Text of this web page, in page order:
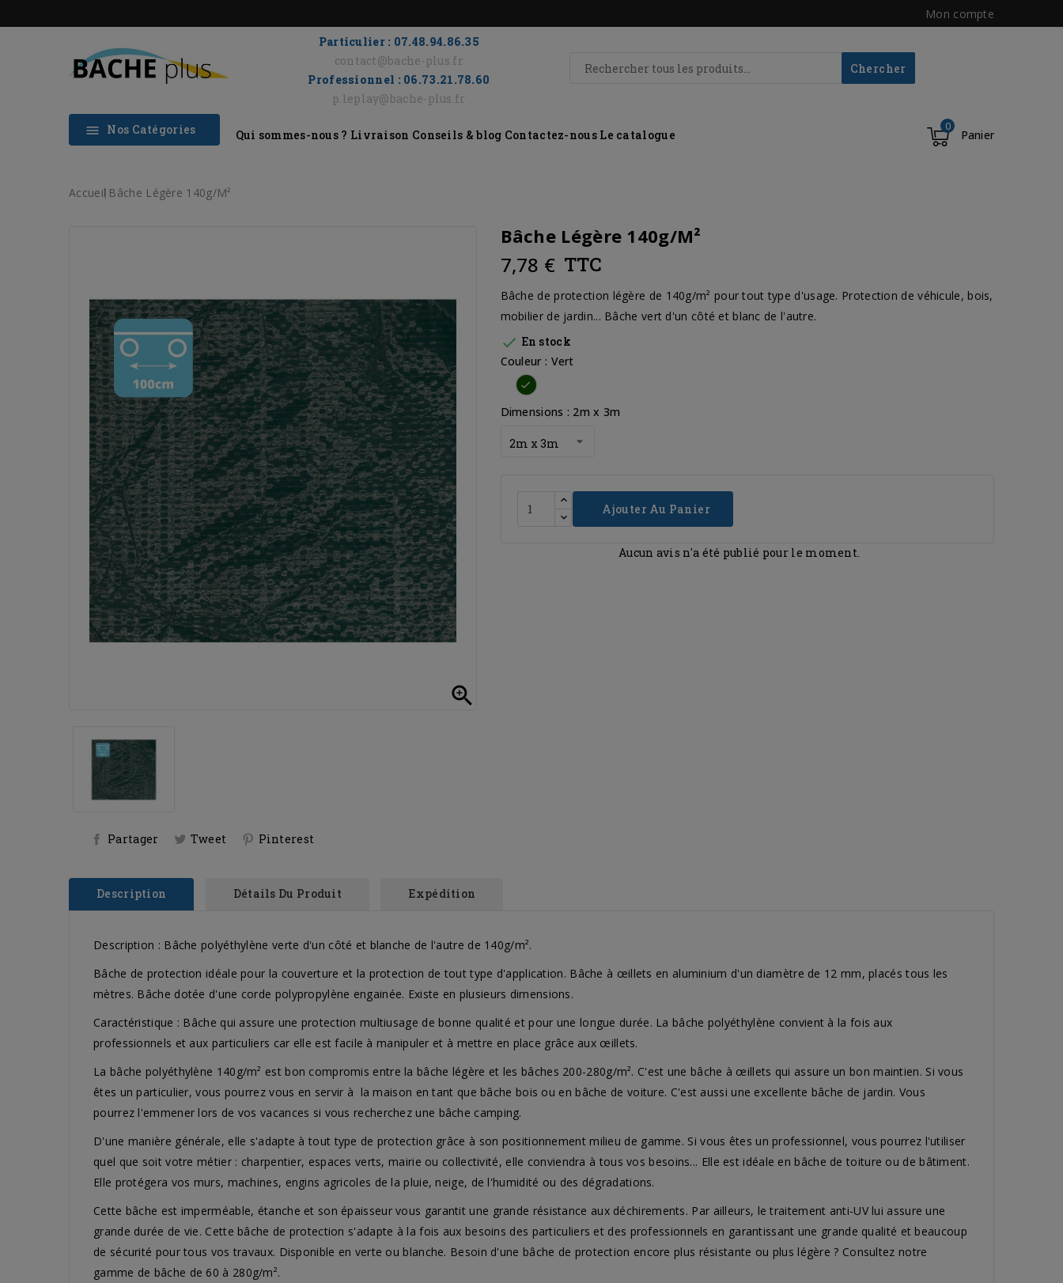
Mon compte
Particulier : 07.48.94.86.35
contact@bache-plus.fr
Professionnel : 06.73.21.78.60
p.leplay@bache-plus.fr
Chercher
 Nos Catégories Qui sommes-nous ? Livraison Conseils & blog Contactez-nous Le catalogue
0
Panier
Accueil Bâche Légère 140g/m²

Partager Tweet Pinterest
Bâche Légère 140g/m²
7,78 € TTC
Bâche de protection légère de 140g/m² pour tout type d'usage. Protection de véhicule, bois,
mobilier de jardin... Bâche vert d'un côté et blanc de l'autre.
 En stock
Couleur : Vert
Vert
Dimensions : 2m x 3m
Ajouter Au Panier
Description Détails Du Produit Expédition
Description : Bâche polyéthylène verte d'un côté et blanche de l'autre de 140g/m².
Bâche de protection idéale pour la couverture et la protection de tout type d'application. Bâche à œillets en aluminium d'un diamètre de 12 mm, placés tous les
mètres. Bâche dotée d'une corde polypropylène engainée. Existe en plusieurs dimensions.
Caractéristique : Bâche qui assure une protection multiusage de bonne qualité et pour une longue durée. La bâche polyéthylène convient à la fois aux
professionnels et aux particuliers car elle est facile à manipuler et à mettre en place grâce aux œillets.
La bâche polyéthylène 140g/m² est bon compromis entre la bâche légère et les bâches 200-280g/m². C'est une bâche à œillets qui assure un bon maintien. Si vous
êtes un particulier, vous pourrez vous en servir à la maison en tant que bâche bois ou en bâche de voiture. C'est aussi une excellente bâche de jardin. Vous
pourrez l'emmener lors de vos vacances si vous recherchez une bâche camping.
D'une manière générale, elle s'adapte à tout type de protection grâce à son positionnement milieu de gamme. Si vous êtes un professionnel, vous pourrez l'utiliser
quel que soit votre métier : charpentier, espaces verts, mairie ou collectivité, elle conviendra à tous vos besoins... Elle est idéale en bâche de toiture ou de bâtiment.
Elle protégera vos murs, machines, engins agricoles de la pluie, neige, de l'humidité ou des dégradations.
Cette bâche est imperméable, étanche et son épaisseur vous garantit une grande résistance aux déchirements. Par ailleurs, le traitement anti-UV lui assure une
grande durée de vie. Cette bâche de protection s'adapte à la fois aux besoins des particuliers et des professionnels en garantissant une grande qualité et beaucoup
de sécurité pour tous vos travaux. Disponible en verte ou blanche. Besoin d'une bâche de protection encore plus résistante ou plus légère ? Consultez notre
gamme de bâche de 60 à 280g/m².
Aucun avis n'a été publié pour le moment.